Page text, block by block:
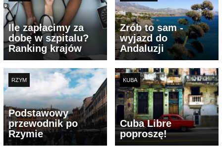
Ile zapłacimy za
dobę w szpitalu?
Ranking krajów
Zrób to sam -
wyjazd do
Andaluzji
RZYM
Podstawowy
przewodnik po
Rzymie
KUBA
Cuba Libre
poproszę!